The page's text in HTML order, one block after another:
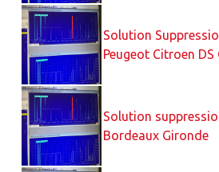
Solution
Peugeot Citroen DS
Solution
Bordeaux Gironde